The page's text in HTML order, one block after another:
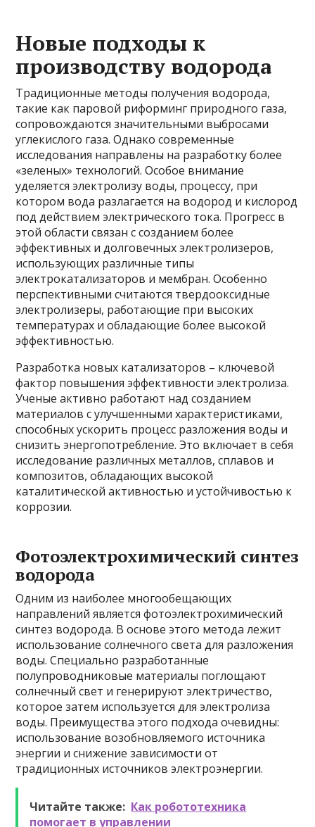
Новые подходы к
производству водорода
Традиционные методы получения водорода,
такие как паровой риформинг природного газа,
сопровождаются значительными выбросами
углекислого газа. Однако современные
исследования направлены на разработку более
«зеленых» технологий. Особое внимание
уделяется электролизу воды, процессу, при
котором вода разлагается на водород и кислород
под действием электрического тока. Прогресс в
этой области связан с созданием более
эффективных и долговечных электролизеров,
использующих различные типы
электрокатализаторов и мембран. Особенно
перспективными считаются твердооксидные
электролизеры, работающие при высоких
температурах и обладающие более высокой
эффективностью.
Разработка новых катализаторов – ключевой
фактор повышения эффективности электролиза.
Ученые активно работают над созданием
материалов с улучшенными характеристиками,
способных ускорить процесс разложения воды и
снизить энергопотребление. Это включает в себя
исследование различных металлов, сплавов и
композитов, обладающих высокой
каталитической активностью и устойчивостью к
коррозии.
Фотоэлектрохимический синтез
водорода
Одним из наиболее многообещающих
направлений является фотоэлектрохимический
синтез водорода. В основе этого метода лежит
использование солнечного света для разложения
воды. Специально разработанные
полупроводниковые материалы поглощают
солнечный свет и генерируют электричество,
которое затем используется для электролиза
воды. Преимущества этого подхода очевидны:
использование возобновляемого источника
энергии и снижение зависимости от
традиционных источников электроэнергии.
Читайте также: Как робототехника
помогает в управлении